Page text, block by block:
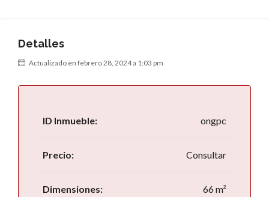
Detalles
Actualizado en febrero 28, 2024 a 1:03 pm
ID Inmueble: ongpc
Precio: Consultar
Dimensiones: 66 m²